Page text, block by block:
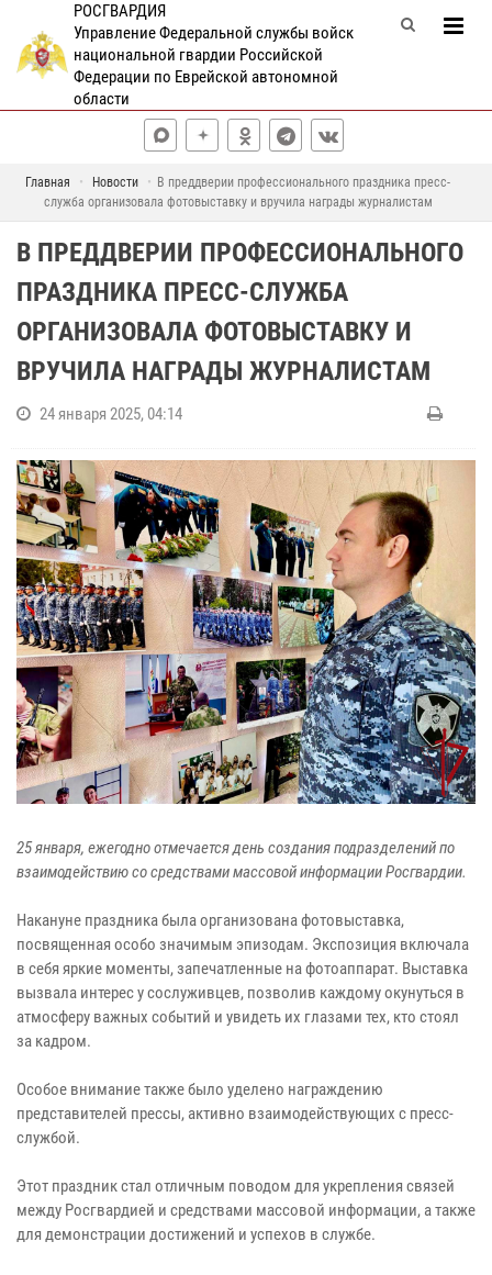
РОСГВАРДИЯ
Управление Федеральной службы войск
национальной гвардии Российской
Федерации по Еврейской автономной
области
Главная Новости
В преддверии профессионального праздника пресс-
служба организовала фотовыставку и вручила награды журналистам
В ПРЕДДВЕРИИ ПРОФЕССИОНАЛЬНОГО
ПРАЗДНИКА ПРЕСС-СЛУЖБА
ОРГАНИЗОВАЛА ФОТОВЫСТАВКУ И
ВРУЧИЛА НАГРАДЫ ЖУРНАЛИСТАМ
24 января 2025, 04:14
25 января, ежегодно отмечается день создания подразделений по
взаимодействию со средствами массовой информации Росгвардии.
Накануне праздника была организована фотовыставка,
посвященная особо значимым эпизодам. Экспозиция включала
в себя яркие моменты, запечатленные на фотоаппарат. Выставка
вызвала интерес у сослуживцев, позволив каждому окунуться в
атмосферу важных событий и увидеть их глазами тех, кто стоял
за кадром.
Особое внимание также было уделено награждению
представителей прессы, активно взаимодействующих с пресс-
службой.
Этот праздник стал отличным поводом для укрепления связей
между Росгвардией и средствами массовой информации, а также
для демонстрации достижений и успехов в службе.